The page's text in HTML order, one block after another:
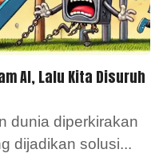
AI, Lalu Kita Disuruh
dunia diperkirakan
dijadikan solusi...